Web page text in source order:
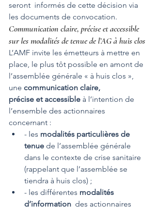
seront  informés de cette décision via
les documents de convocation.
Communication claire, précise et accessible
sur les modalités de tenue de l’AG à huis clos
L’AMF invite les émetteurs à mettre en
place, le plus tôt possible en amont de
l’assemblée générale « à huis clos »,
une communication claire,
précise et accessible à l’intention de
l’ensemble des actionnaires
concernant :
- les modalités particulières de
tenue de l’assemblée générale
dans le contexte de crise sanitaire
(rappelant que l’assemblée se
tiendra à huis clos) ;
- les différentes modalités
d’information
  des actionnaires